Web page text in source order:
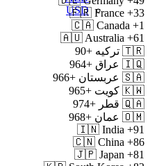
USD
🇫🇷 France +33
🇨🇦 Canada +1
🇦🇺 Australia +61
🇹🇷 ترکیه +90
🇮🇶 عراق +964
🇸🇦 عربستان +966
🇰🇼 کویت +965
🇶🇦 قطر +974
🇴🇲 عمان +968
🇮🇳 India +91
🇨🇳 China +86
🇯🇵 Japan +81